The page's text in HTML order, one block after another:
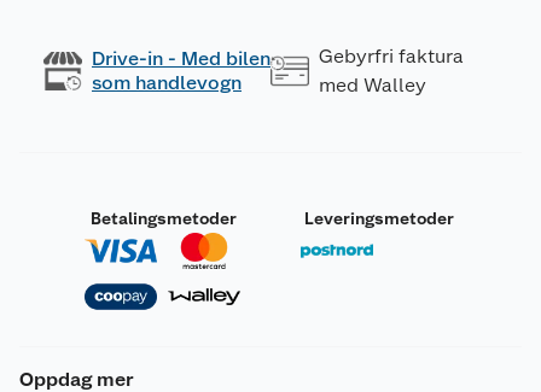
Drive-in - Med bilen
som handlevogn
Gebyrfri faktura
med Walley
Betalingsmetoder Leveringsmetoder
Oppdag mer